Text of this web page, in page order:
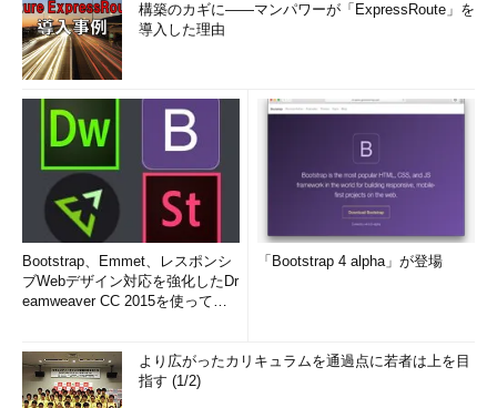
構築のカギに――マンパワーが「ExpressRoute」を
導入した理由
Bootstrap、Emmet、レスポンシ
ブWebデザイン対応を強化したDr
eamweaver CC 2015を使って
「Bootstrap 4 alpha」が登場
より広がったカリキュラムを通過点に若者は上を目
指す (1/2)